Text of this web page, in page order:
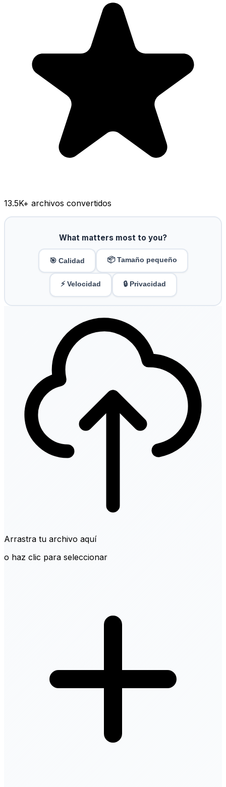
13.5K+ archivos convertidos
What matters most to you?
🎯 Calidad 📦 Tamaño pequeño
⚡ Velocidad 🔒 Privacidad
Arrastra tu archivo aquí
o haz clic para seleccionar